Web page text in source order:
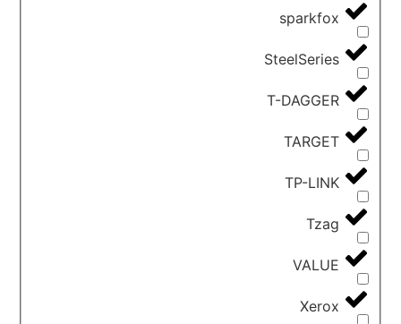
sparkfox
SteelSeries
T-DAGGER
TARGET
TP-LINK
Tzag
VALUE
Xerox